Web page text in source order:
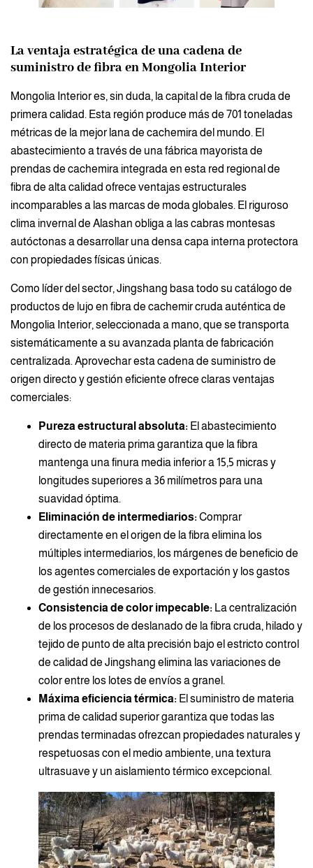
La ventaja estratégica de una cadena de
suministro de fibra en Mongolia Interior
Mongolia Interior es, sin duda, la capital de la fibra cruda de
primera calidad. Esta región produce más de 701 toneladas
métricas de la mejor lana de cachemira del mundo. El
abastecimiento a través de una fábrica mayorista de
prendas de cachemira integrada en esta red regional de
fibra de alta calidad ofrece ventajas estructurales
incomparables a las marcas de moda globales. El riguroso
clima invernal de Alashan obliga a las cabras montesas
autóctonas a desarrollar una densa capa interna protectora
con propiedades físicas únicas.
Como líder del sector, Jingshang basa todo su catálogo de
productos de lujo en fibra de cachemir cruda auténtica de
Mongolia Interior, seleccionada a mano, que se transporta
sistemáticamente a su avanzada planta de fabricación
centralizada. Aprovechar esta cadena de suministro de
origen directo y gestión eficiente ofrece claras ventajas
comerciales:
Pureza estructural absoluta: El abastecimiento
directo de materia prima garantiza que la fibra
mantenga una finura media inferior a 15,5 micras y
longitudes superiores a 36 milímetros para una
suavidad óptima.
Eliminación de intermediarios: Comprar
directamente en el origen de la fibra elimina los
múltiples intermediarios, los márgenes de beneficio de
los agentes comerciales de exportación y los gastos
de gestión innecesarios.
Consistencia de color impecable: La centralización
de los procesos de deslanado de la fibra cruda, hilado y
tejido de punto de alta precisión bajo el estricto control
de calidad de Jingshang elimina las variaciones de
color entre los lotes de envíos a granel.
Máxima eficiencia térmica: El suministro de materia
prima de calidad superior garantiza que todas las
prendas terminadas ofrezcan propiedades naturales y
respetuosas con el medio ambiente, una textura
ultrasuave y un aislamiento térmico excepcional.